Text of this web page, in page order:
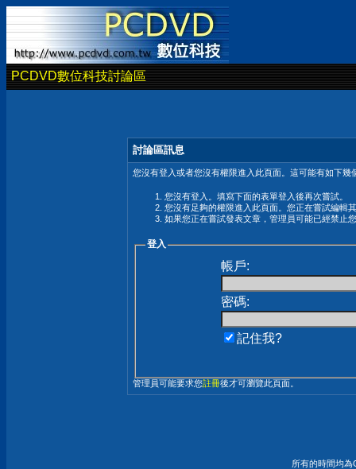
PCDVD數位科技討論區
討論區訊息
您沒有登入或者您沒有權限進入此頁面。這可能有如下幾
您沒有登入。填寫下面的表單登入後再次嘗試。
您沒有足夠的權限進入此頁面。您正在嘗試編輯
如果您正在嘗試發表文章，管理員可能已經禁止
登入
帳戶:
密碼:
記住我?
管理員可能要求您註冊後才可瀏覽此頁面。
所有的時間均為